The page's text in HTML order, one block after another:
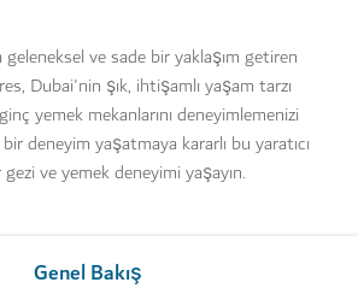
ve sade bir yaklaşım getiren
Dubai'nin şık, ihtişamlı yaşam tarzı
yemek mekanlarını deneyimlemenizi
deneyim yaşatmaya kararlı bu yaratıcı
ve yemek deneyimi yaşayın.
Genel Bakış